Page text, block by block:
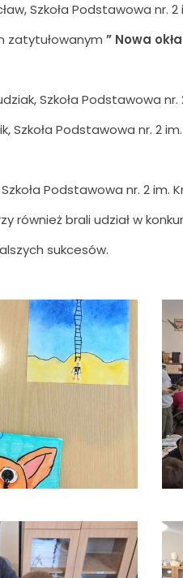
Szkoła Podstawowa nr.
zatytułowanym ” Nowa
Szkoła Podstawowa
Szkoła Podstawowa nr. 2
Podstawowa nr. 2 im.
również brali udział w
sukcesów.